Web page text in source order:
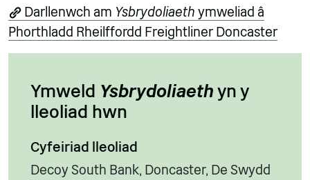
Darllenwch am Ysbrydoliaeth ymweliad â
Phorthladd Rheilffordd Freightliner Doncaster
Ymweld Ysbrydoliaeth yn y
lleoliad hwn
Cyfeiriad lleoliad
Decoy South Bank, Doncaster, De Swydd